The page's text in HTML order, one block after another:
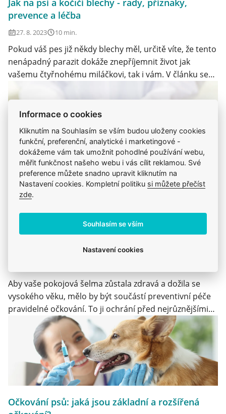
prevence a léčba
27. 8. 2023 10 min.
Pokud váš pes již někdy blechy měl, určitě víte, že tento
nenápadný parazit dokáže znepříjemnit život jak
vašemu čtyřnohému miláčkovi, tak i vám. V článku se
dozvíte, co to vůbec tzv. “psí blecha” je, jak přítomnost
blech u psa zjistíte, jak se blechám bránit a jak jich
vašeho psa a domácnost také zbavit.
Očkování kočky: proti kterým nemocím
můžeme naši kočku chránit?
Aby vaše pokojová šelma zůstala zdravá a dožila se
vysokého věku, mělo by být součástí preventivní péče
pravidelné očkování. To ji ochrání před nejrůznějšími
nemocemi, se kterými se může setkat.
Očkování psů: jaká jsou základní a rozšířená
Informace o cookies
Kliknutím na Souhlasím se vším budou uloženy cookies
funkční, preferenční, analytické i marketingové -
dokážeme vám tak umožnit pohodlné používání webu,
měřit funkčnost našeho webu i vás cílit reklamou. Své
preference můžete snadno upravit kliknutím na
Nastavení cookies. Kompletní politiku si můžete přečíst
zde.
Souhlasím se vším
Nastavení cookies